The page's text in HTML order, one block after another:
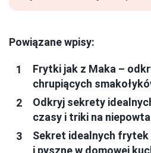
Powiązane wpisy:
Frytki jak z Maka –
chrupiących
Odkryj sekrety
czasy i triki na
Sekret idealnych
i pyszne w domowej